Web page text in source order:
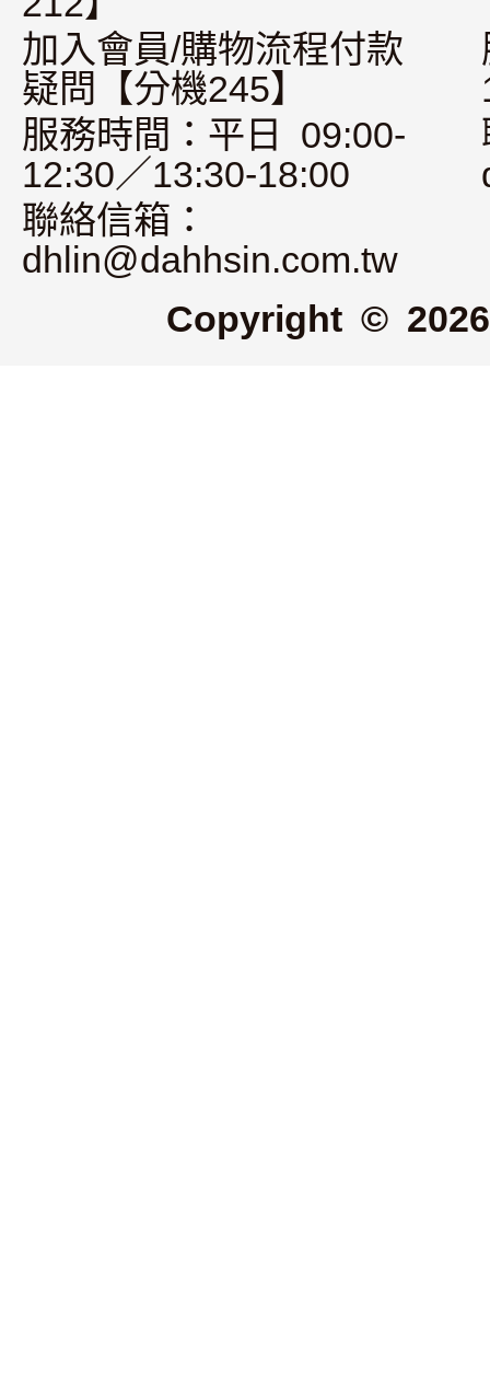
加入會員/購物流程付款
疑問【分機245】
服務時間：平日 09:00-
12:30／13:30-18:00
聯絡信箱：
dhlin@dahhsin.com.tw
Copyright ©